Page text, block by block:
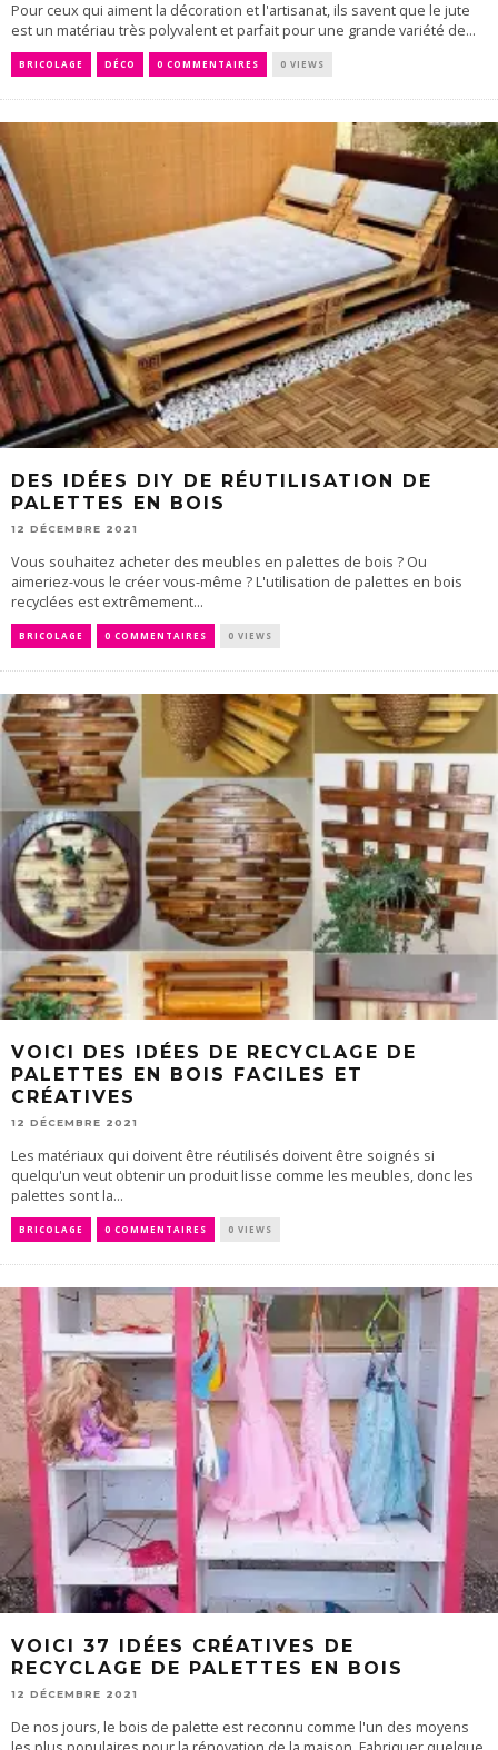
Pour ceux qui aiment la décoration et l'artisanat, ils savent que le jute
est un matériau très polyvalent et parfait pour une grande variété de...
BRICOLAGE DÉCO 0 COMMENTAIRES 0 VIEWS
DES IDÉES DIY DE RÉUTILISATION DE
PALETTES EN BOIS
12 DÉCEMBRE 2021
Vous souhaitez acheter des meubles en palettes de bois ? Ou
aimeriez-vous le créer vous-même ? L'utilisation de palettes en bois
recyclées est extrêmement...
BRICOLAGE 0 COMMENTAIRES 0 VIEWS
VOICI DES IDÉES DE RECYCLAGE DE
PALETTES EN BOIS FACILES ET
CRÉATIVES
12 DÉCEMBRE 2021
Les matériaux qui doivent être réutilisés doivent être soignés si
quelqu'un veut obtenir un produit lisse comme les meubles, donc les
palettes sont la...
BRICOLAGE 0 COMMENTAIRES 0 VIEWS
VOICI 37 IDÉES CRÉATIVES DE
RECYCLAGE DE PALETTES EN BOIS
12 DÉCEMBRE 2021
De nos jours, le bois de palette est reconnu comme l'un des moyens